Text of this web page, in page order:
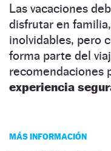
Las vacaciones
disfrutar en
inolvidables, pero
forma parte del
recomendaciones
experiencia
MÁS INFORMACIÓN